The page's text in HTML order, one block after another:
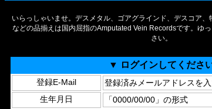
いらっしゃいませ。デスメタル、ゴアグラインド、デスコア
などの品揃えは国内屈指のAmputated Vein Recordsです。ゆ
さい。
▼ ログインしてくださ
登録E-Mail
生年月日